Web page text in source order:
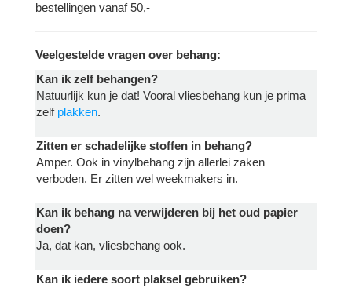
bestellingen vanaf 50,-
Veelgestelde vragen over behang:
Kan ik zelf behangen?
Natuurlijk kun je dat! Vooral vliesbehang kun je prima
zelf plakken.
Zitten er schadelijke stoffen in behang?
Amper. Ook in vinylbehang zijn allerlei zaken
verboden. Er zitten wel weekmakers in.
Kan ik behang na verwijderen bij het oud papier
doen?
Ja, dat kan, vliesbehang ook.
Kan ik iedere soort plaksel gebruiken?